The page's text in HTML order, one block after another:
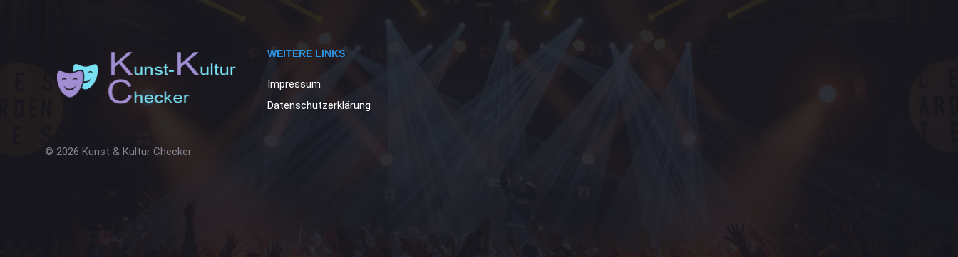
© 2026 Kunst & Kultur Checker
WEITERE LINKS
Impressum
Datenschutzerklärung